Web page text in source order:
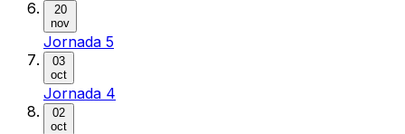
20
nov
Jornada 5
03
oct
Jornada 4
02
oct